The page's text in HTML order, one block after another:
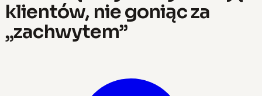
klientów, nie goniąc za
„zachwytem”